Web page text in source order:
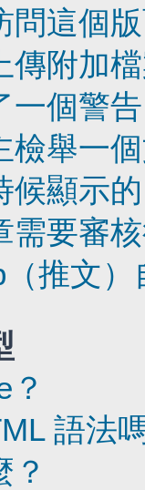
問這個
傳附加
一個警
檢舉一
候顯示
需要審
推文
語法
？